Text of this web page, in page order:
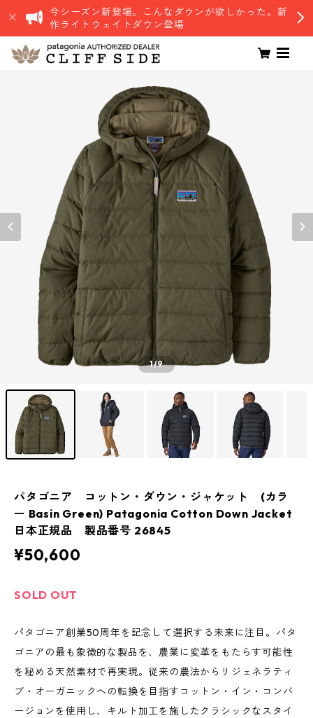
今シーズン新登場。こんなダウンが欲しかった。新
作ライトウェイトダウン登場
1/9
パタゴニア コットン・ダウン・ジャケット (カラ
ー Basin Green) Patagonia Cotton Down Jacket
日本正規品 製品番号 26845
¥50,600
SOLD OUT
パタゴニア創業50周年を記念して選択する未来に注目。パタ
ゴニアの最も象徴的な製品を、農業に変革をもたらす可能性
を秘める天然素材で再実現。従来の農法からリジェネラティ
ブ・オーガニックへの転換を目指すコットン・イン・コンバ
ージョンを使用し、キルト加工を施したクラシックなスタイ